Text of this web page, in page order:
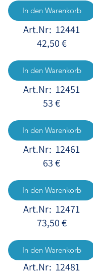
In den Warenkorb
Art.Nr: 12441
42,50 €
In den Warenkorb
Art.Nr: 12451
53 €
In den Warenkorb
Art.Nr: 12461
63 €
In den Warenkorb
Art.Nr: 12471
73,50 €
In den Warenkorb
Art.Nr: 12481